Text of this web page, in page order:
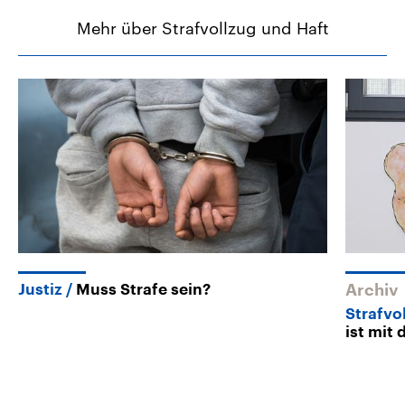
Mehr über Strafvollzug und Haft
Justiz Muss Strafe sein? Archiv
ist mit